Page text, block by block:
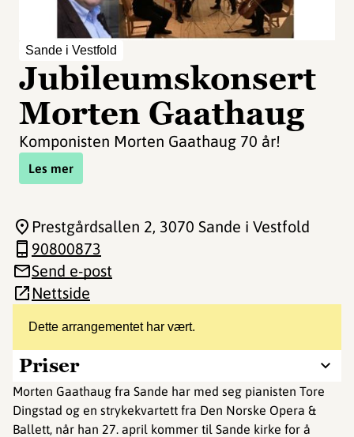
Sande i Vestfold
Jubileumskonsert
Morten Gaathaug
Komponisten Morten Gaathaug 70 år!
Les mer
Dette arrangementet har vært.
Priser
Morten Gaathaug fra Sande har med seg pianisten Tore
Dingstad og en strykekvartett fra Den Norske Opera &
Ballett, når han 27. april kommer til Sande kirke for å
Prestgårdsallen 2, 3070 Sande i Vestfold
90800873
Send e-post
Nettside